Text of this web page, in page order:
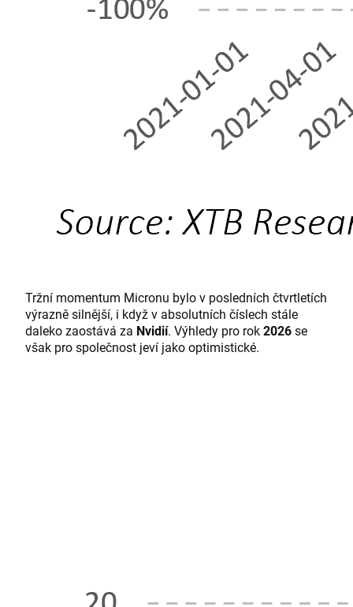
Tržní momentum Micronu bylo v posledních čtvrtletích
výrazně silnější, i když v absolutních číslech stále
daleko zaostává za Nvidií. Výhledy pro rok2026se
však pro společnost jeví jako optimistické.